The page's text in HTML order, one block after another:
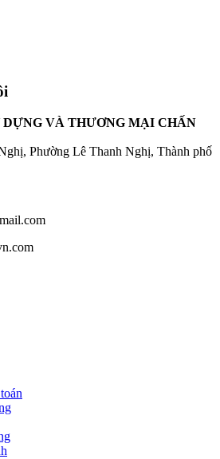
VÀ THƯƠNG MẠI CHẤN
Phường Lê Thanh Nghị, Thành phố